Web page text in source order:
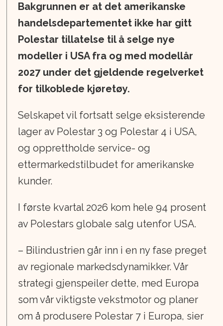
Bakgrunnen er at det amerikanske
handelsdepartementet ikke har gitt
Polestar tillatelse til å selge nye
modeller i USA fra og med modellår
2027 under det gjeldende regelverket
for tilkoblede kjøretøy.
Selskapet vil fortsatt selge eksisterende
lager av Polestar 3 og Polestar 4 i USA,
og opprettholde service- og
ettermarkedstilbudet for amerikanske
kunder.
I første kvartal 2026 kom hele 94 prosent
av Polestars globale salg utenfor USA.
– Bilindustrien går inn i en ny fase preget
av regionale markedsdynamikker. Vår
strategi gjenspeiler dette, med Europa
som vår viktigste vekstmotor og planer
om å produsere Polestar 7 i Europa, sier